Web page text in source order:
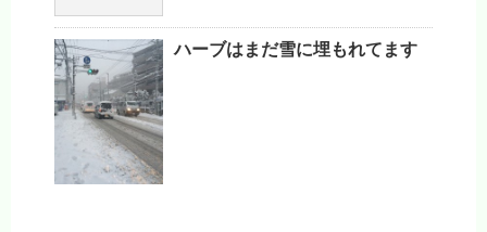
ハーブはまだ雪に埋もれてます